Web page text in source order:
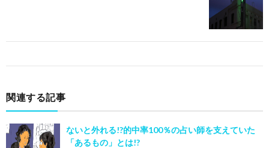
関連する記事
ないと外れる!?的中率100％の占い師を支えていた
「あるもの」とは!?